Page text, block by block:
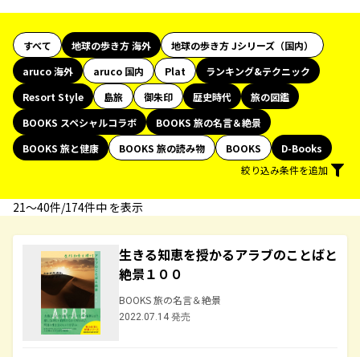
すべて 地球の歩き方 海外
地球の歩き方 Jシリーズ（国内）
aruco 海外
aruco 国内 Plat
ランキング&テクニック
Resort Style
島旅 御朱印 歴史時代
旅の図鑑
BOOKS スペシャルコラボ
BOOKS 旅の名言＆絶景
BOOKS 旅と健康
BOOKS 旅の読み物 BOOKS
D-Books
絞り込み条件を追加
21〜40件/174件中 を表示
生きる知恵を授かるアラブのことばと
絶景１００
BOOKS 旅の名言＆絶景
2022.07.14 発売